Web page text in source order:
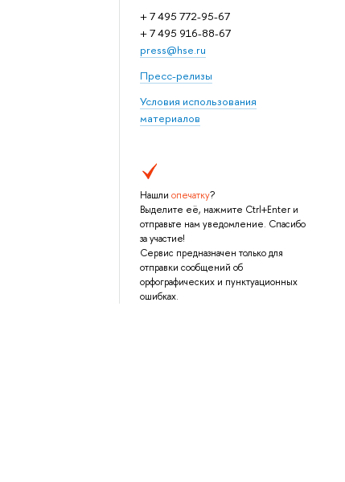
+ 7 495 772-95-67
+ 7 495 916-88-67
press@hse.ru
Пресс-релизы
Условия использования
материалов
Нашли опечатку?
Выделите её, нажмите Ctrl+Enter и
отправьте нам уведомление. Спасибо
за участие!
Сервис предназначен только для
отправки сообщений об
орфографических и пунктуационных
ошибках.